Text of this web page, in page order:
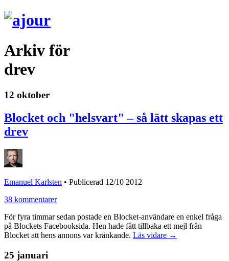
Arkiv för
drev
12 oktober
Blocket och "helsvart" – så lätt skapas ett
drev
Emanuel Karlsten • Publicerad 12/10 2012
38 kommentarer
För fyra timmar sedan postade en Blocket-användare en enkel fråga
på Blockets Facebooksida. Hen hade fått tillbaka ett mejl från
Blocket att hens annons var kränkande. Läs vidare →
25 januari